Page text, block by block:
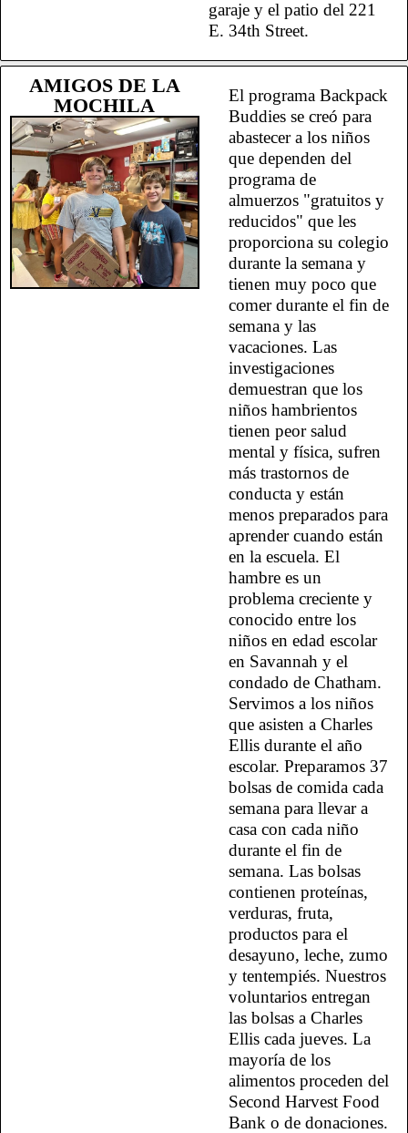
garaje y el patio del 221
E. 34th Street.
AMIGOS DE LA
MOCHILA
El programa Backpack
Buddies se creó para
abastecer a los niños
que dependen del
programa de
almuerzos "gratuitos y
reducidos" que les
proporciona su colegio
durante la semana y
tienen muy poco que
comer durante el fin de
semana y las
vacaciones. Las
investigaciones
demuestran que los
niños hambrientos
tienen peor salud
mental y física, sufren
más trastornos de
conducta y están
menos preparados para
aprender cuando están
en la escuela. El
hambre es un
problema creciente y
conocido entre los
niños en edad escolar
en Savannah y el
condado de Chatham.
Servimos a los niños
que asisten a Charles
Ellis durante el año
escolar. Preparamos 37
bolsas de comida cada
semana para llevar a
casa con cada niño
durante el fin de
semana. Las bolsas
contienen proteínas,
verduras, fruta,
productos para el
desayuno, leche, zumo
y tentempiés. Nuestros
voluntarios entregan
las bolsas a Charles
Ellis cada jueves. La
mayoría de los
alimentos proceden del
Second Harvest Food
Bank o de donaciones.